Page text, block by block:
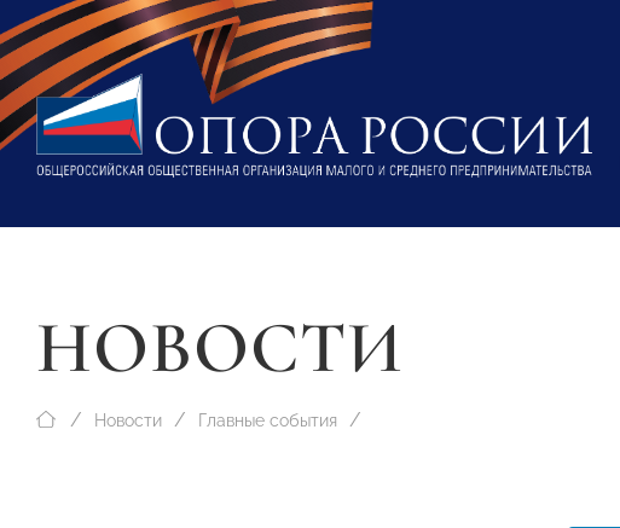
НОВОСТИ
Новости Главные события